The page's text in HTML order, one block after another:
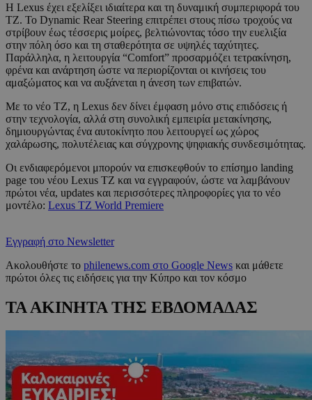
Η Lexus έχει εξελίξει ιδιαίτερα και τη δυναμική συμπεριφορά του
TZ. Το Dynamic Rear Steering επιτρέπει στους πίσω τροχούς να
στρίβουν έως τέσσερις μοίρες, βελτιώνοντας τόσο την ευελιξία
στην πόλη όσο και τη σταθερότητα σε υψηλές ταχύτητες.
Παράλληλα, η λειτουργία “Comfort” προσαρμόζει τετρακίνηση,
φρένα και ανάρτηση ώστε να περιορίζονται οι κινήσεις του
αμαξώματος και να αυξάνεται η άνεση των επιβατών.
Με το νέο TZ, η Lexus δεν δίνει έμφαση μόνο στις επιδόσεις ή
στην τεχνολογία, αλλά στη συνολική εμπειρία μετακίνησης,
δημιουργώντας ένα αυτοκίνητο που λειτουργεί ως χώρος
χαλάρωσης, πολυτέλειας και σύγχρονης ψηφιακής συνδεσιμότητας.
Οι ενδιαφερόμενοι μπορούν να επισκεφθούν το επίσημο landing
page του νέου Lexus TZ και να εγγραφούν, ώστε να λαμβάνουν
πρώτοι νέα, updates και περισσότερες πληροφορίες για το νέο
μοντέλο: Lexus TZ World Premiere
Εγγραφή στο Newsletter
Ακολουθήστε το philenews.com στο Google News και μάθετε
πρώτοι όλες τις ειδήσεις για την Κύπρο και τον κόσμο
ΤΑ ΑΚΙΝΗΤΑ ΤΗΣ ΕΒΔΟΜΑΔΑΣ